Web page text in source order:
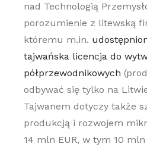
nad Technologią
porozumienie z litewską
któremu m.in.
tajwańska licencja do
półprzewodnikowych
odbywać się tylko na
Tajwanem dotyczy także
produkcją i rozwojem
14 mln EUR, w tym 10